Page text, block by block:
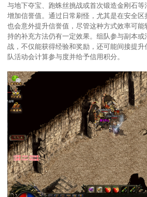
与地下夺宝、跑蛛丝挑战或首次锻造金刚石
增加信誉值。通过日常刷怪，尤其是在安全
也会意外提升信誉值，尽管这种方式效率可能
持的补充方法仍有一定效果。组队参与副本
战，不仅能获得经验和奖励，还可能间接提升
队活动会计算参与度并给予信用积分。